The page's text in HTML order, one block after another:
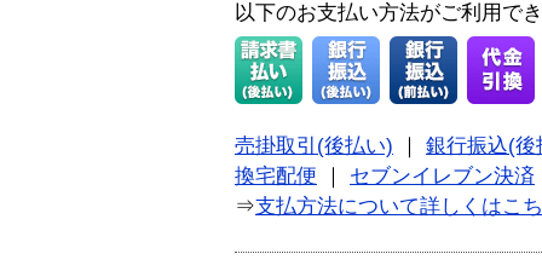
以下のお支払い方法がご利用で
売掛取引(後払い)
銀行振込(後
換宅配便
セブンイレブン決済
⇒支払方法について詳しくはこ